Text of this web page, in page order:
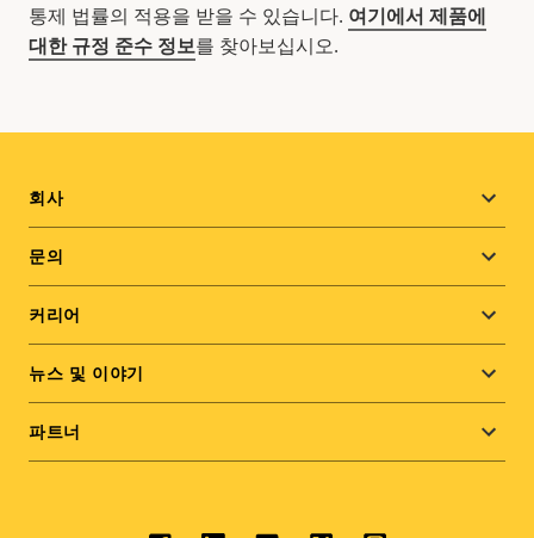
통제 법률의 적용을 받을 수 있습니다. 여기에서 제품에
대한 규정 준수 정보를 찾아보십시오.
Footer
menu
회사
문의
커리어
뉴스 및 이야기
파트너